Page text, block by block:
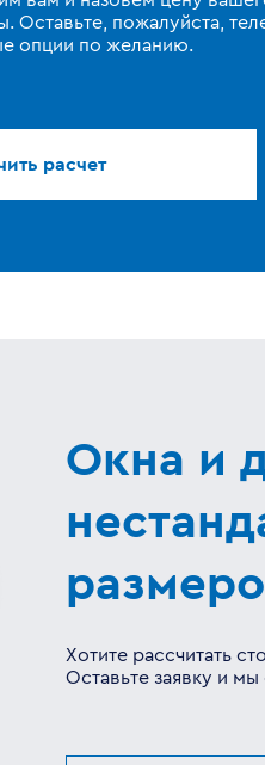
Оставьте, пожалуйста,
опции по желанию.
расчет
Окна и
Хотите рассчитать
Оставьте заявку и